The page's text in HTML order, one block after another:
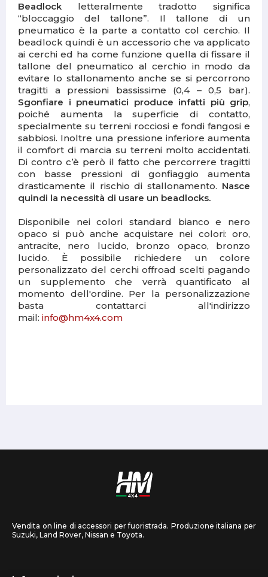
Beadlock letteralmente tradotto significa
“bloccaggio del tallone”. Il tallone di un
pneumatico è la parte a contatto col cerchio. Il
beadlock quindi è un accessorio che va applicato
ai cerchi ed ha come funzione quella di fissare il
tallone del pneumatico al cerchio in modo da
evitare lo stallonamento anche se si percorrono
tragitti a pressioni bassissime (0,4 – 0,5 bar).
Sgonfiare i pneumatici produce infatti più grip,
poiché aumenta la superficie di contatto,
specialmente su terreni rocciosi e fondi fangosi e
sabbiosi. Inoltre una pressione inferiore aumenta
il comfort di marcia su terreni molto accidentati.
Di contro c’è però il fatto che percorrere tragitti
con basse pressioni di gonfiaggio aumenta
drasticamente il rischio di stallonamento. Nasce
quindi la necessità di usare un beadlocks.
Disponibile nei colori standard bianco e nero
opaco si può anche acquistare nei colori: oro,
antracite, nero lucido, bronzo opaco, bronzo
lucido. È possibile richiedere un colore
personalizzato del cerchi offroad scelti pagando
un supplemento che verrà quantificato al
momento dell'ordine. Per la personalizzazione
basta contattarci all'indirizzo
mail: info@hm4x4.com
Vendita on line di accessori per fuoristrada. Produzione italiana per
Suzuki, Land Rover, Nissan e Toyota.